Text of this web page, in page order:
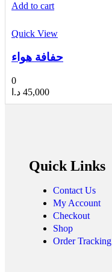
Add to cart
Quick View
حفافة هواء
0
45,000 د.ا
Quick Links
Contact Us
My Account
Checkout
Shop
Order Tracking